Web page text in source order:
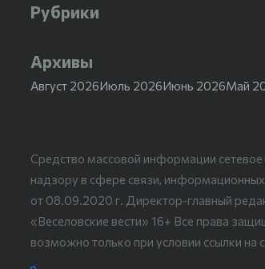
Рубрики
Архивы
Август 2026Июль 2026Июнь 2026Май
Средство массовой информации сетевое
надзору в сфере связи,
от 08.09.2020 г. Директор-главный
«Веселовские вести» 16+ Все права
возможно только при условии ссылки на